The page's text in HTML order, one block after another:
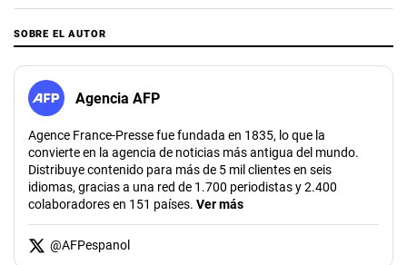
SOBRE EL AUTOR
Agencia AFP
Agence France-Presse fue fundada en 1835, lo que la
convierte en la agencia de noticias más antigua del mundo.
Distribuye contenido para más de 5 mil clientes en seis
idiomas, gracias a una red de 1.700 periodistas y 2.400
colaboradores en 151 países. Ver más
@AFPespanol